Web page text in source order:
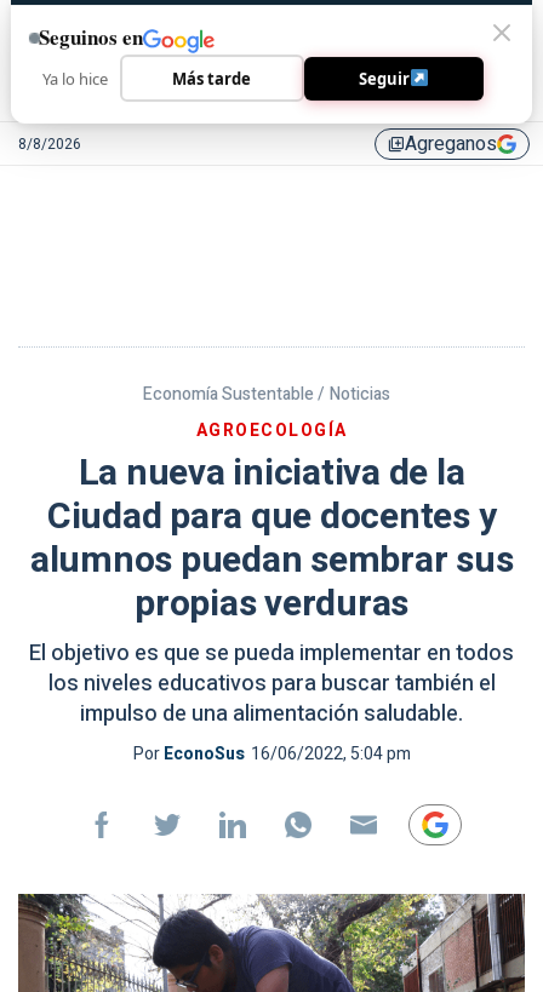
8/8/2026 library_addAgreganos
Economía Sustentable / Noticias
AGROECOLOGÍA
La nueva iniciativa de la
Ciudad para que docentes y
alumnos puedan sembrar sus
propias verduras
El objetivo es que se pueda implementar en todos
los niveles educativos para buscar también el
impulso de una alimentación saludable.
PorEconoSus 16/06/2022, 5:04 pm
Seguinos en
Ya lo hice Más tarde Seguir